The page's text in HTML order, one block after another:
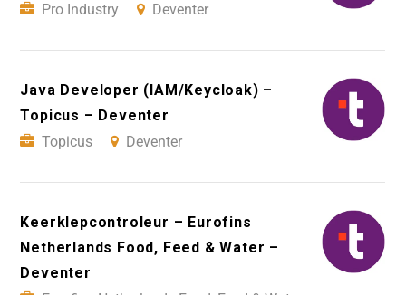
Pro Industry
Deventer
Java Developer (IAM/Keycloak) –
Topicus – Deventer
Topicus
Deventer
Keerklepcontroleur – Eurofins
Netherlands Food, Feed & Water –
Deventer